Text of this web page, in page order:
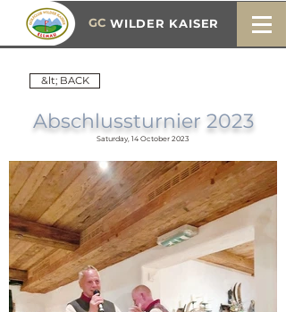
WILDER KAISER
GC
&lt; BACK
Abschlussturnier 2023
Saturday, 14 October 2023